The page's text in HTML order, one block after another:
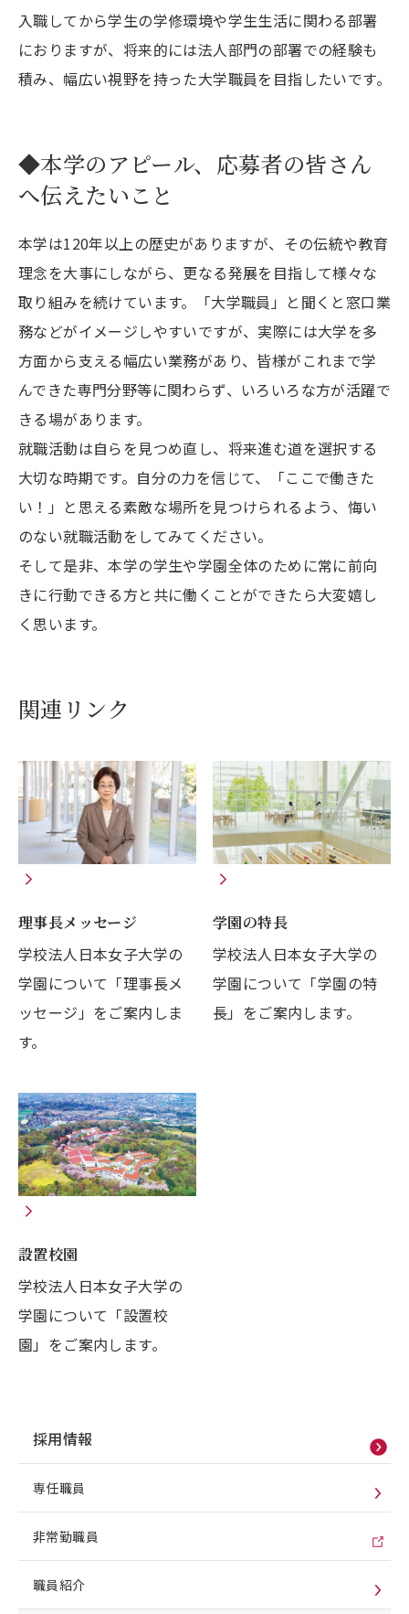
入職してから学生の学修環境や学生生活に関わる部署
におりますが、将来的には法人部門の部署での経験も
積み、幅広い視野を持った大学職員を目指したいです。
◆本学のアピール、応募者の皆さん
へ伝えたいこと
本学は120年以上の歴史がありますが、その伝統や教育
理念を大事にしながら、更なる発展を目指して様々な
取り組みを続けています。「大学職員」と聞くと窓口業
務などがイメージしやすいですが、実際には大学を多
方面から支える幅広い業務があり、皆様がこれまで学
んできた専門分野等に関わらず、いろいろな方が活躍で
きる場があります。
就職活動は自らを見つめ直し、将来進む道を選択する
大切な時期です。自分の力を信じて、「ここで働きた
い！」と思える素敵な場所を見つけられるよう、悔い
のない就職活動をしてみてください。
そして是非、本学の学生や学園全体のために常に前向
きに行動できる方と共に働くことができたら大変嬉し
く思います。
関連リンク
理事長メッセージ
学校法人日本女子大学の
学園について「理事長メ
ッセージ」をご案内しま
す。
学園の特長
学校法人日本女子大学の
学園について「学園の特
長」をご案内します。
設置校園
学校法人日本女子大学の
学園について「設置校
園」をご案内します。
採用情報
専任職員
非常勤職員
職員紹介